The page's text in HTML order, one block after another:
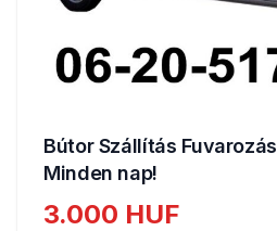
Bútor Szállítás
Minden nap!
3.000 HUF